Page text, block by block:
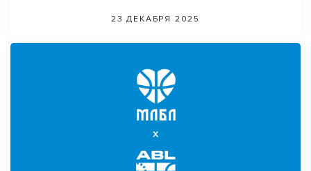
23 ДЕКАБРЯ 2025